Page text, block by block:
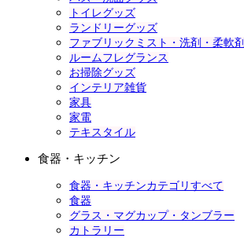
トイレグッズ
ランドリーグッズ
ファブリックミスト・洗剤・柔軟剤
ルームフレグランス
お掃除グッズ
インテリア雑貨
家具
家電
テキスタイル
食器・キッチン
食器・キッチンカテゴリすべて
食器
グラス・マグカップ・タンブラー
カトラリー